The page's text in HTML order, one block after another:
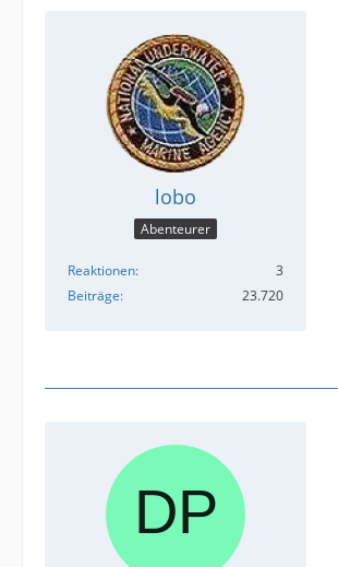
lobo
Abenteurer
Reaktionen
3
Beiträge
23.720